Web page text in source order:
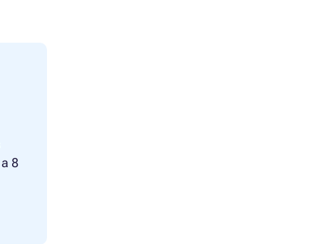
8